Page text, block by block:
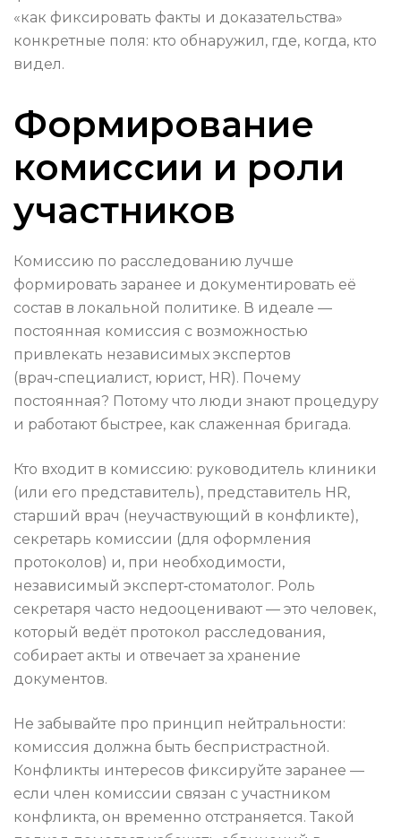
«как фиксировать факты и доказательства»
конкретные поля: кто обнаружил, где, когда, кто
видел.
Формирование
комиссии и роли
участников
Комиссию по расследованию лучше
формировать заранее и документировать её
состав в локальной политике. В идеале —
постоянная комиссия с возможностью
привлекать независимых экспертов
(врач‑специалист, юрист, HR). Почему
постоянная? Потому что люди знают процедуру
и работают быстрее, как слаженная бригада.
Кто входит в комиссию: руководитель клиники
(или его представитель), представитель HR,
старший врач (неучаствующий в конфликте),
секретарь комиссии (для оформления
протоколов) и, при необходимости,
независимый эксперт‑стоматолог. Роль
секретаря часто недооценивают — это человек,
который ведёт протокол расследования,
собирает акты и отвечает за хранение
документов.
Не забывайте про принцип нейтральности:
комиссия должна быть беспристрастной.
Конфликты интересов фиксируйте заранее —
если член комиссии связан с участником
конфликта, он временно отстраняется. Такой